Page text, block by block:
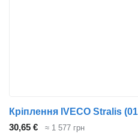
30,65 € ≈ 1 577 грн